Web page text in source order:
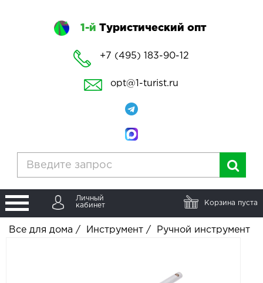
1-й Туристический опт
+7 (495) 183-90-12
opt@1-turist.ru
Личный
кабинет
Корзина пуста
Все для дома / Инструмент / Ручной инструмент